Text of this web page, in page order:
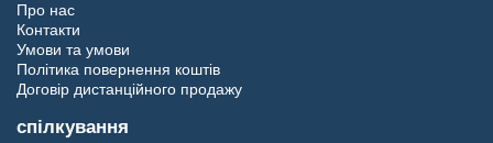
Про нас
Контакти
Умови та умови
Політика повернення коштів
Договір дистанційного продажу
спілкування